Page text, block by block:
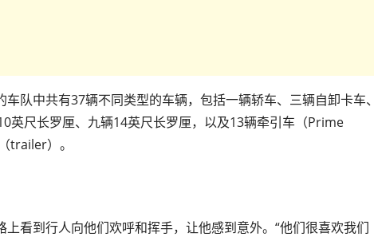
车队中共有37辆不同类型的车辆，包括一辆轿车、三辆自卸卡车、
英尺长罗厘、九辆14英尺长罗厘，以及13辆牵引车（Prime
trailer）。
上看到行人向他们欢呼和挥手，让他感到意外。“他们很喜欢我们